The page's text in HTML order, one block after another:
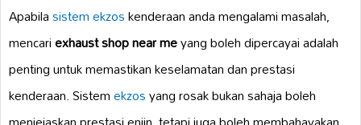
Apabilasistem ekzoskenderaan anda mengalami masalah,
mencariexhaust shop near meyang boleh dipercayai adalah
penting untuk memastikan keselamatan dan prestasi
kenderaan. Sistemekzosyang rosak bukan sahaja boleh